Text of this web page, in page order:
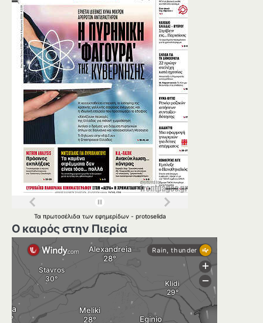
Τα πρωτοσέλιδα των εφημερίδων - protoselida
Ο καιρός στην Πιερία